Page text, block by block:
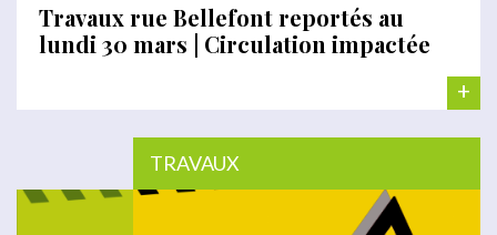
Travaux rue Bellefont reportés au
lundi 30 mars | Circulation impactée
+
TRAVAUX